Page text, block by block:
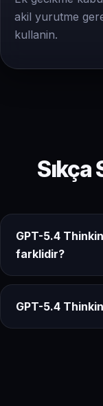
akil yurutme
kullanin.
GPT-5.4
farklidir?
GPT-5.4